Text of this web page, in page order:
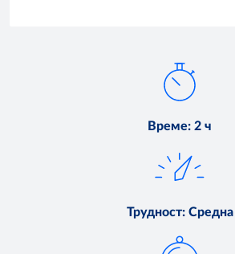
Време: 2 ч
Трудност: Средна